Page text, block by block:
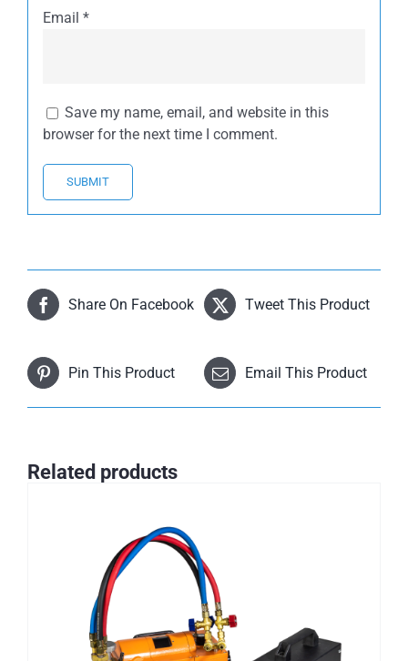
Email *
Save my name, email, and website in this
browser for the next time I comment.
Share On Facebook Tweet This Product
Pin This Product Email This Product
Related products